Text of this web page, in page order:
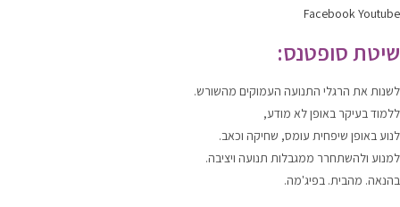
FacebookYoutube
שיטת סופטנס:
לשנות את הרגלי התנועה העמוקים מהשורש.
ללמודבעיקר באופן לא מודע,
לנועבאופן שיפחית עומס, שחיקה וכאב.
למנוע ולהשתחרר ממגבלות תנועה ויציבה.
בהנאה. מהבית. בפיג'מה.